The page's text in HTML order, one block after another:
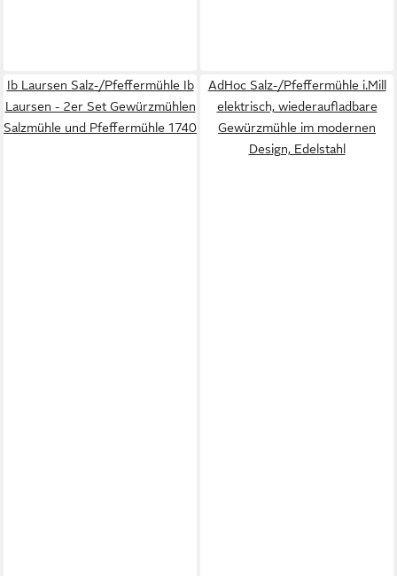
Ib Laursen Salz-/Pfeffermühle Ib
Laursen - 2er Set Gewürzmühlen
Salzmühle und Pfeffermühle 1740
AdHoc Salz-/Pfeffermühle i.Mill
elektrisch, wiederaufladbare
Gewürzmühle im modernen
Design, Edelstahl